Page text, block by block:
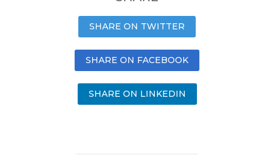
SHARE ON TWITTER
SHARE ON FACEBOOK
SHARE ON LINKEDIN